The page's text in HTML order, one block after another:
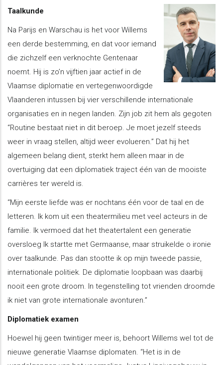
Taalkunde
Na Parijs en Warschau is het voor Willems
een derde bestemming, en dat voor iemand
die zichzelf een verknochte Gentenaar
noemt. Hij is zo’n vijftien jaar actief in de
Vlaamse diplomatie en vertegenwoordigde
Vlaanderen intussen bij vier verschillende internationale
organisaties en in negen landen. Zijn job zit hem als gegoten
“Routine bestaat niet in dit beroep. Je moet jezelf steeds
weer in vraag stellen, altijd weer evolueren.” Dat hij het
algemeen belang dient, sterkt hem alleen maar in de
overtuiging dat een diplomatiek traject één van de mooiste
carrières ter wereld is.
“Mijn eerste liefde was er nochtans één voor de taal en de
letteren. Ik kom uit een theatermilieu met veel acteurs in de
familie. Ik vermoed dat het theatertalent een generatie
oversloeg Ik startte met Germaanse, maar struikelde o ironie
over taalkunde. Pas dan stootte ik op mijn tweede passie,
internationale politiek. De diplomatie loopbaan was daarbij
nooit een grote droom. In tegenstelling tot vrienden droomde
ik niet van grote internationale avonturen.”
Diplomatiek examen
Hoewel hij geen twintiger meer is, behoort Willems wel tot de
nieuwe generatie Vlaamse diplomaten. “Het is in de